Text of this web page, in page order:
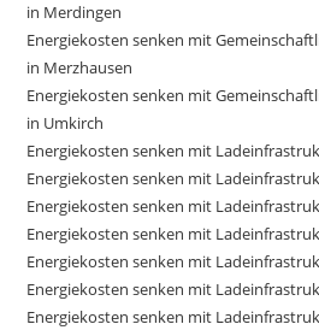
in Merdingen
Energiekosten senken mit
in Merzhausen
Energiekosten senken mit
in Umkirch
Energiekosten senken mit
Energiekosten senken mit
Energiekosten senken mit
Energiekosten senken mit
Energiekosten senken mit
Energiekosten senken mit
Energiekosten senken mit